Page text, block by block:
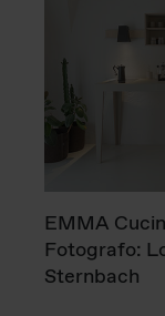
EMMA
Fotografo:
Sternbach